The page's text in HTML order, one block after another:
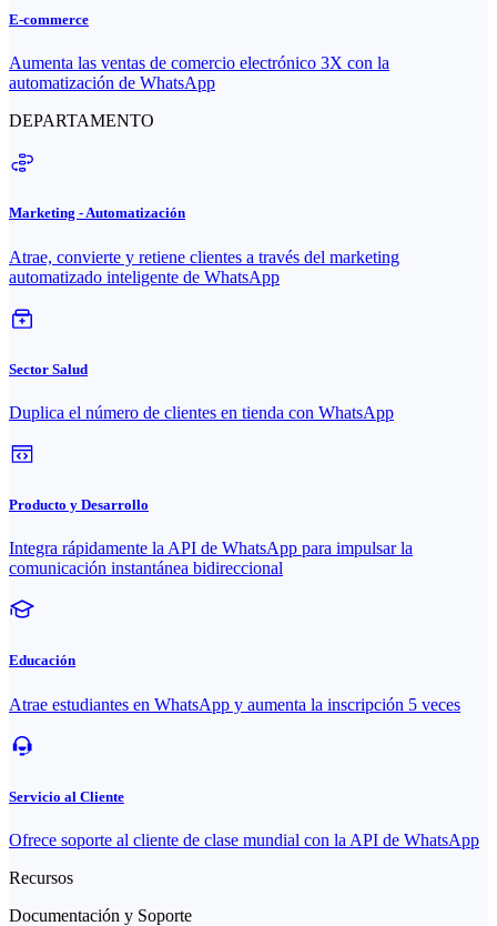
E-commerce
Aumenta las ventas de comercio electrónico 3X con la
automatización de WhatsApp
DEPARTAMENTO
Marketing - Automatización
Atrae, convierte y retiene clientes a través del marketing
automatizado inteligente de WhatsApp
Sector Salud
Duplica el número de clientes en tienda con WhatsApp
Producto y Desarrollo
Integra rápidamente la API de WhatsApp para impulsar la
comunicación instantánea bidireccional
Educación
Atrae estudiantes en WhatsApp y aumenta la inscripción 5 veces
Servicio al Cliente
Ofrece soporte al cliente de clase mundial con la API de WhatsApp
Recursos
Documentación y Soporte